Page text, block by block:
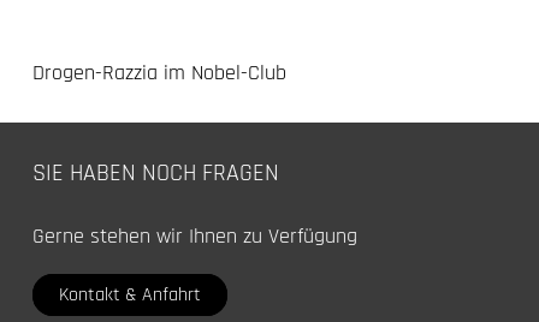
Drogen-Razzia im Nobel-Club
SIE HABEN NOCH FRAGEN
Gerne stehen wir Ihnen zu Verfügung
Kontakt & Anfahrt